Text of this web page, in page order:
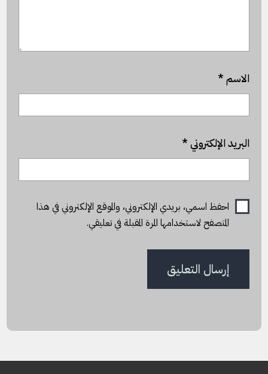
الاسم*
البريد الإلكتروني*
احفظ اسمي، بريدي الإلكتروني، والموقع الإلكتروني في هذا
المتصفح لاستخدامها المرة المقبلة في تعليقي.